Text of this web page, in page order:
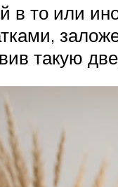
в то или
такую